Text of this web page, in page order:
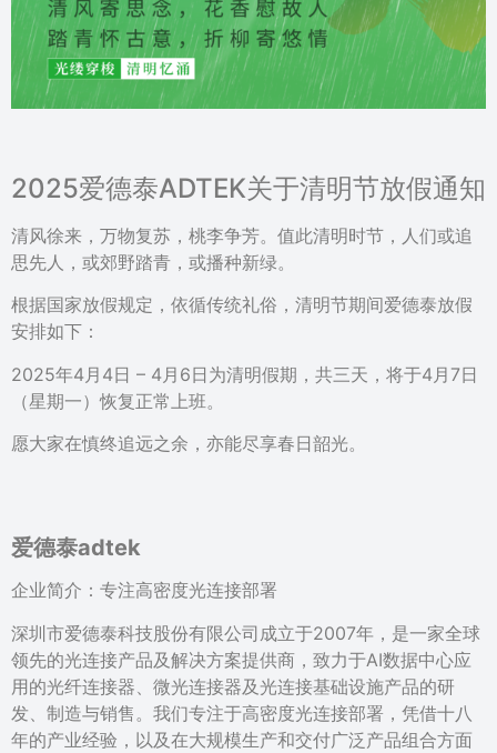
2025爱德泰ADTEK关于清明节放假通知
清风徐来，万物复苏，桃李争芳。值此清明时节，人们或追
思先人，或郊野踏青，或播种新绿。
根据国家放假规定，依循传统礼俗，清明节期间爱德泰放假
安排如下：
2025年4月4日 – 4月6日为清明假期，共三天，将于4月7日
（星期一）恢复正常上班。
愿大家在慎终追远之余，亦能尽享春日韶光。
爱德泰adtek
企业简介：专注高密度光连接部署
深圳市爱德泰科技股份有限公司成立于2007年，是一家全球
领先的光连接产品及解决方案提供商，致力于AI数据中心应
用的光纤连接器、微光连接器及光连接基础设施产品的研
发、制造与销售。我们专注于高密度光连接部署，凭借十八
年的产业经验，以及在大规模生产和交付广泛产品组合方面